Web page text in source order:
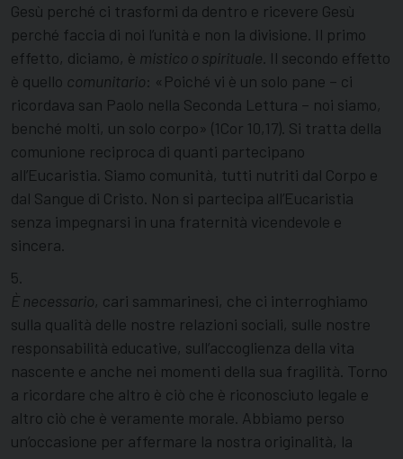
Gesù perché ci trasformi da dentro e ricevere Gesù
perché faccia di noi l’unità e non la divisione. Il primo
effetto, diciamo, è mistico o spirituale . Il secondo effetto
è quello comunitario : «Poiché vi è un solo pane – ci
ricordava san Paolo nella Seconda Lettura – noi siamo,
benché molti, un solo corpo» (1Cor 10,17). Si tratta della
comunione reciproca di quanti partecipano
all’Eucaristia. Siamo comunità, tutti nutriti dal Corpo e
dal Sangue di Cristo. Non si partecipa all’Eucaristia
senza impegnarsi in una fraternità vicendevole e
sincera.
5.
È necessario, cari sammarinesi, che ci interroghiamo
sulla qualità delle nostre relazioni sociali, sulle nostre
responsabilità educative, sull’accoglienza della vita
nascente e anche nei momenti della sua fragilità. Torno
a ricordare che altro è ciò che è riconosciuto legale e
altro ciò che è veramente morale. Abbiamo perso
un’occasione per affermare la nostra originalità, la